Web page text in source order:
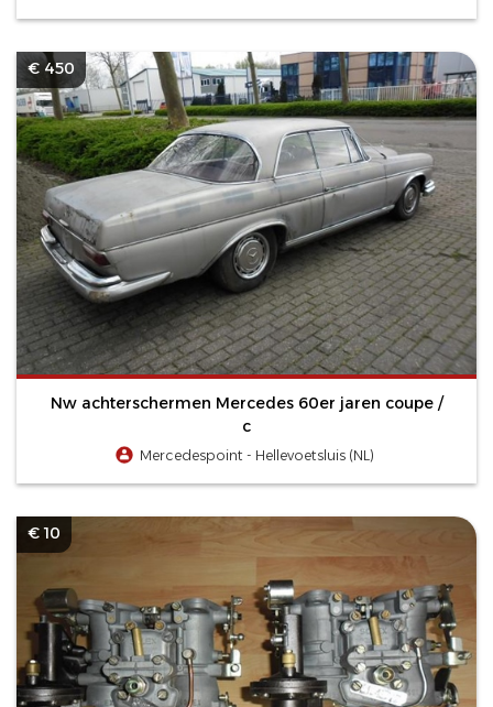
€ 450
Nw achterschermen Mercedes 60er jaren coupe /
c
Mercedespoint - Hellevoetsluis (NL)
€ 10